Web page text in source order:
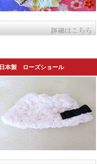
日本製 ローズショール